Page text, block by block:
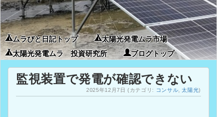
ムラびと日記トップ
太陽光発電ムラ市場
太陽光発電ムラ 投資研究所
ブログトップ
監視装置で発電が確認できない
2025年12月7日 (カテゴリ: コンサル ,太陽光)